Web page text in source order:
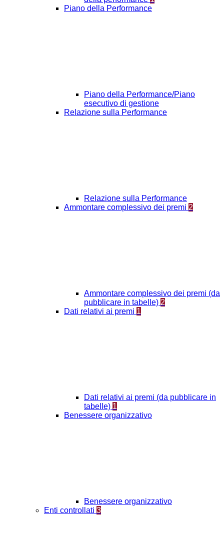
Piano della Performance
Piano della Performance/Piano
esecutivo di gestione
Relazione sulla Performance
Relazione sulla Performance
Ammontare complessivo dei premi 2
Ammontare complessivo dei premi (da
pubblicare in tabelle) 2
Dati relativi ai premi 1
Dati relativi ai premi (da pubblicare in
tabelle) 1
Benessere organizzativo
Benessere organizzativo
Enti controllati 3